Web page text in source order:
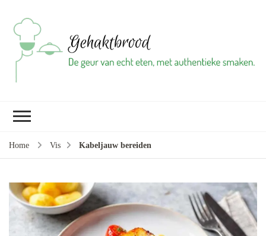
Home Vis Kabeljauw bereiden